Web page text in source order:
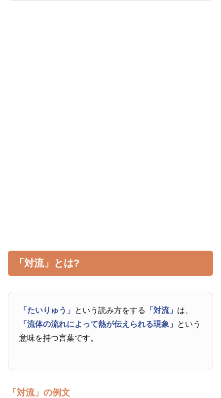
「対流」とは?
「たいりゅう」 という読み方をする 「対流」 は、
「流体の流れによって熱が伝えられる現象」 という
意味を持つ言葉です。
「対流」の例文